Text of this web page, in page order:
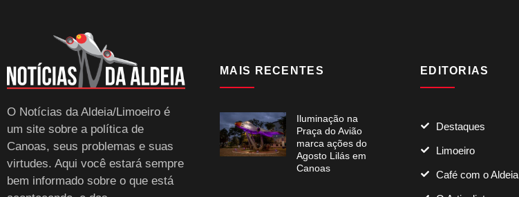
O Notícias da Aldeia/Limoeiro é
um site sobre a política de
Canoas, seus problemas e suas
virtudes. Aqui você estará sempre
bem informado sobre o que está
MAIS RECENTES
Iluminação na
Praça do Avião
marca ações do
Agosto Lilás em
Canoas
EDITORIAS
Destaques
Limoeiro
Café com o Aldeia